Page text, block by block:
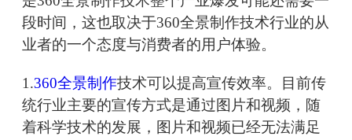
段时间，这也取决于360全景制作技术行业的从
业者的一个态度与消费者的用户体验。
1.360全景制作技术可以提高宣传效率。目前传
统行业主要的宣传方式是通过图片和视频，随
着科学技术的发展，图片和视频已经无法满足